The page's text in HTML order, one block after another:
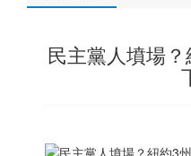
民主黨人墳場